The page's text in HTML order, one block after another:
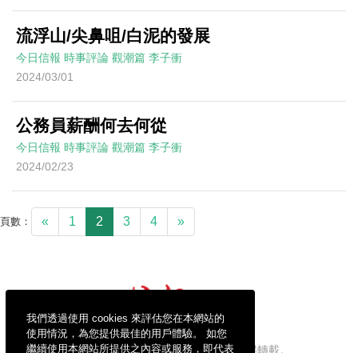
我們透過使用 cookies 來評估您在本網站的
使用情況，為您提供最佳的用戶體驗。 如您
繼續使用本網站所提供之內容或服務，即代表
流浮山/尖鼻咀/白泥的發展
今日信報 時事評論 觀潮篇 李子衝
2024/03/01
公務員薪酬何去何從
今日信報 時事評論 觀潮篇 李子衝
2024/02/23
頁數： « 1 2 3 4 »
信報財經新聞有限公司版權所有，不得轉載。